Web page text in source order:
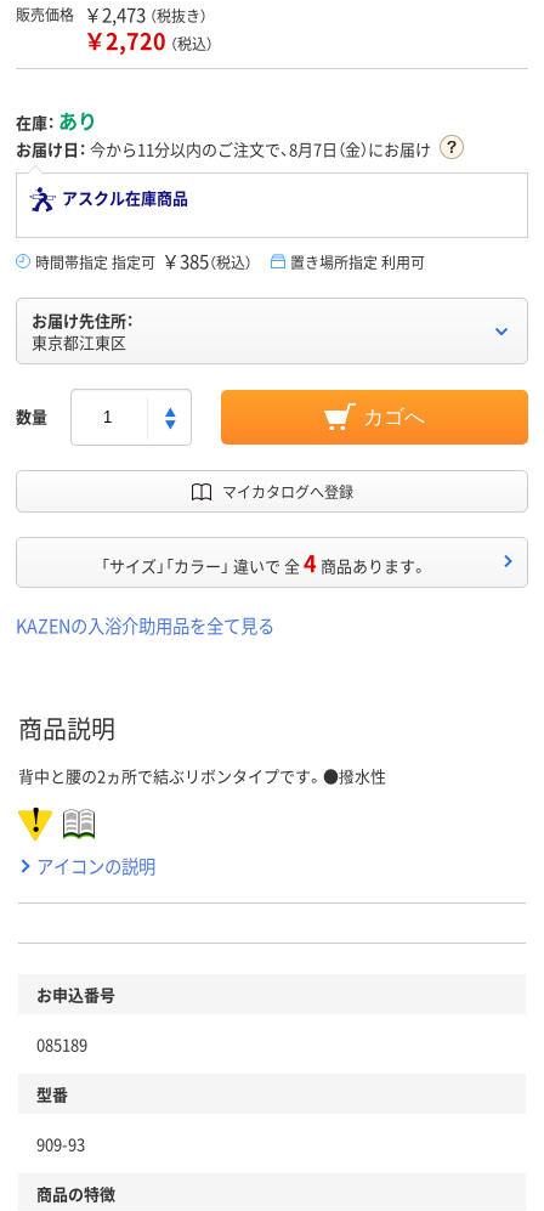
販売価格 ￥2,473 （税抜き）
￥2,720 （税込）
在庫： あり
お届け日： 今から11分以内のご注文で、8月7日（金）にお届け
アスクル在庫商品
時間帯指定 指定可 ￥385（税込） 置き場所指定 利用可
お届け先住所：
東京都江東区
数量 カゴへ
マイカタログへ登録
「サイズ」「カラー」 違いで 全4 商品あります。
KAZENの入浴介助用品を全て見る
商品説明
背中と腰の2ヵ所で結ぶリボンタイプです。●撥水性
アイコンの説明
お申込番号
085189
型番
909-93
商品の特徴